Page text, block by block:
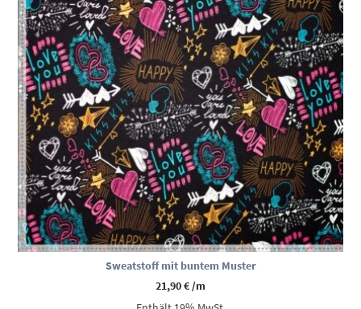
Sweatstoff mit buntem Muster
21,90€ /m